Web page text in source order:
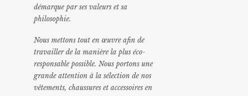
démarque par ses valeurs et sa
philosophie.
Nous mettons tout en œuvre afin de
travailler de la manière la plus éco-
responsable possible. Nous portons une
grande attention à la sélection de nos
vêtements, chaussures et accessoires en